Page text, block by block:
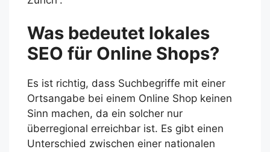
Was bedeutet lokales
SEO für Online Shops?
Es ist richtig, dass Suchbegriffe mit einer
Ortsangabe bei einem Online Shop keinen
Sinn machen, da ein solcher nur
überregional erreichbar ist. Es gibt einen
Unterschied zwischen einer nationalen